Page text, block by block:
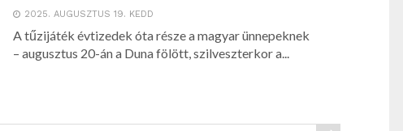
2025. AUGUSZTUS 19. KEDD
A tűzijáték évtizedek óta része a magyar ünnepeknek
– augusztus 20-án a Duna fölött, szilveszterkor a...